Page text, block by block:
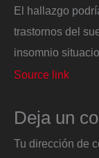
El hallazgo
trastornos del
insomnio
Source link
Deja un
Tu dirección de